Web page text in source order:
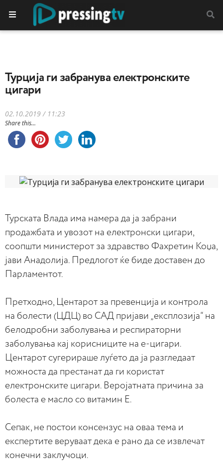
Турција ги забранува електронските
цигари
02.10.2019 / 11:23
Share this...
Турската Влада има намера да ја забрани
продажбата и увозот на електронски цигари,
соопшти министерот за здравство Фахретин Коџа,
јави Анадолија. Предлогот ќе биде доставен до
Парламентот.
Претходно, Центарот за превенција и контрола
на болести (ЦДЦ) во САД пријави „експлозија“ на
белодробни заболувања и респираторни
заболувања кај корисниците на е-цигари.
Центарот сугерираше луѓето да ја разгледаат
можноста да престанат да ги користат
електронските цигари. Веројатната причина за
болеста е масло со витамин Е.
Сепак, не постои консензус на оваа тема и
експертите веруваат дека е рано да се извлечат
конечни заклучоци.